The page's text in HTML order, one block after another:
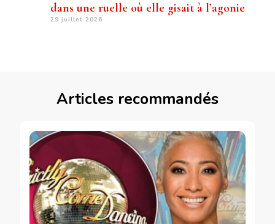
dans une ruelle où elle gisait à l’agonie
29 juillet 2026
Articles recommandés